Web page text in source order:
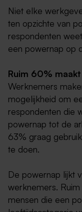
Niet elke
ten opzichte van
respondenten
een powernap op
Ruim 60%
Werknemers
mogelijkheid om
respondenten die
powernap tot de
63% graag
te doen.
De powernap lijkt
werknemers.
mensen die een